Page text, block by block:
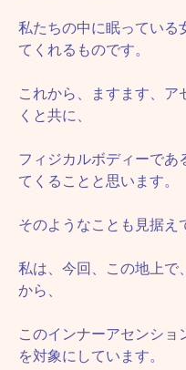
私たちの中に眠っている
てくれるものです。
これから、ますます、
くと共に、
フィジカルボディーであ
てくることと思います。
そのようなことも見据え
私は、今回、この地上で
から、
このインナーアセンショ
を対象にしています。